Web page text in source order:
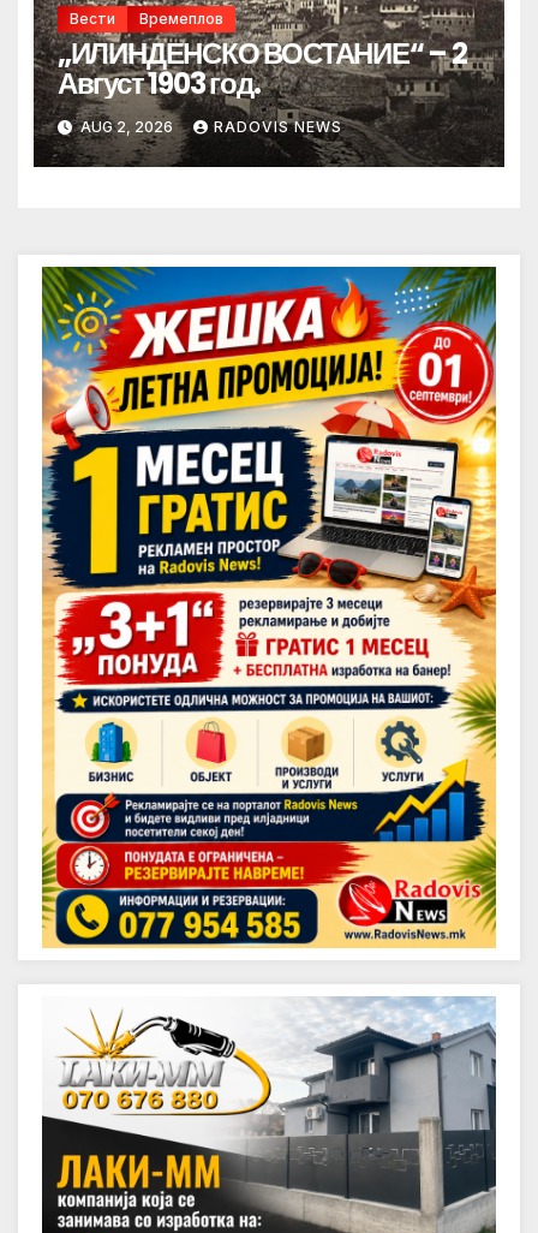
Вести Времеплов
„ИЛИНДЕНСКО ВОСТАНИЕ“ – 2
Август 1903 год.
AUG 2, 2026 RADOVIS NEWS